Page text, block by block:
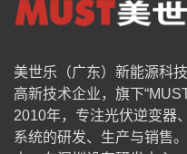
美世乐（广东）新能源科
高新技术企业，旗下
2010年，专注光伏逆变器
系统的研发、生产与销售